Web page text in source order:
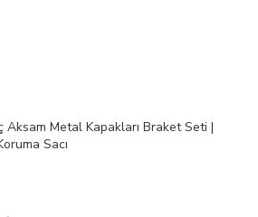
Aksam Metal Kapakları Braket Seti |
Sacı